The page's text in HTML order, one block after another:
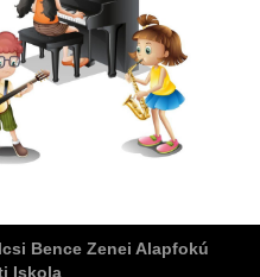
Bence Zenei Alapfokú
Iskola